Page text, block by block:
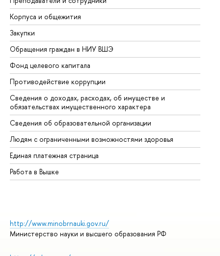
Корпуса и общежития
Закупки
Обращения граждан в НИУ ВШЭ
Фонд целевого капитала
Противодействие коррупции
Сведения о доходах, расходах, об имуществе и
обязательствах имущественного характера
Сведения об образовательной организации
Людям с ограниченными возможностями здоровья
Единая платежная страница
Работа в Вышке
http://www.minobrnauki.gov.ru/
Министерство науки и высшего образования РФ